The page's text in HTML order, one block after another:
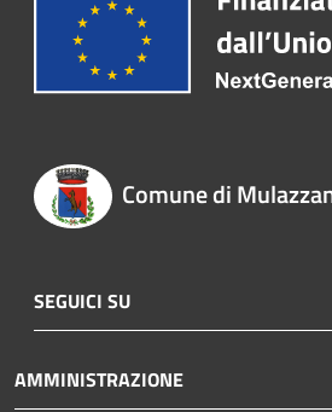
Comune di
SEGUICI SU
AMMINISTRAZIONE